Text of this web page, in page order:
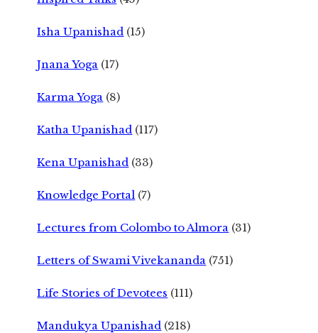
Isha Upanishad (15)
Jnana Yoga (17)
Karma Yoga (8)
Katha Upanishad (117)
Kena Upanishad (33)
Knowledge Portal (7)
Lectures from Colombo to Almora (31)
Letters of Swami Vivekananda (751)
Life Stories of Devotees (111)
Mandukya Upanishad (218)